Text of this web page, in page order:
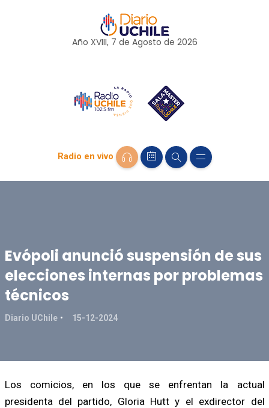
Año XVIII, 7 de Agosto de 2026
Radio en vivo
Evópoli anunció suspensión de sus
elecciones internas por problemas
técnicos
Diario UChile 15-12-2024
Los comicios, en los que se enfrentan la actual
presidenta del partido, Gloria Hutt y el exdirector del